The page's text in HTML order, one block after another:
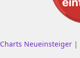
Charts Neueinsteiger |